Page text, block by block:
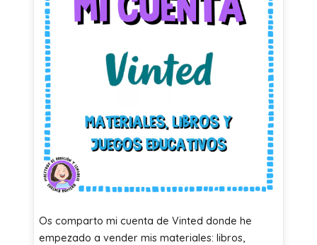
Os comparto mi cuenta de Vinted donde he
empezado a vender mis materiales: libros,